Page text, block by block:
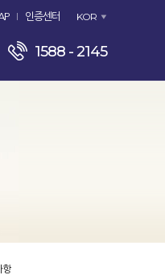
인증센터 KOR
1588 - 2145
항